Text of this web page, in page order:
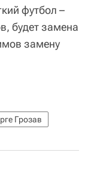
футбол –
будет замена
замену
Грозав